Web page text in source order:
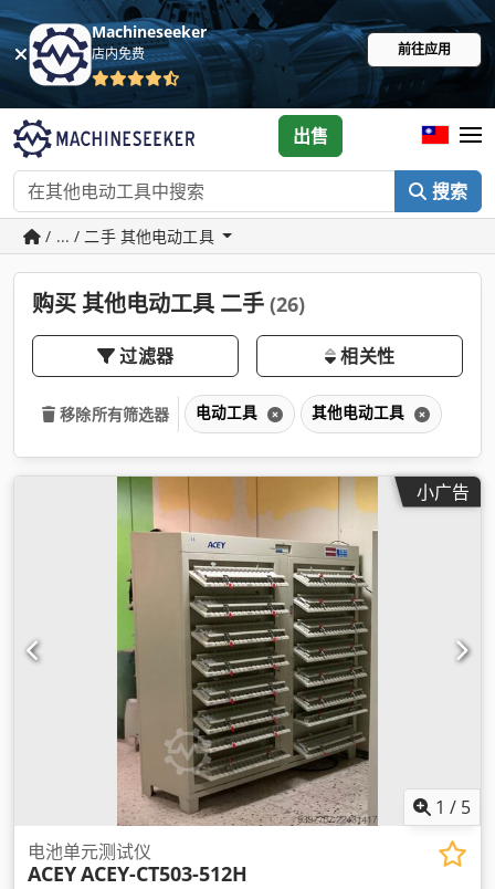
Machineseeker
店内免费 前往应用
搜索
出售
/ ... / 二手 其他电动工具
购买 其他电动工具 二手 (26)
过滤器 相关性
移除所有筛选器 电动工具 其他电动工具
小广告
1 / 5
电池单元测试仪
ACEYACEY-CT503-512H